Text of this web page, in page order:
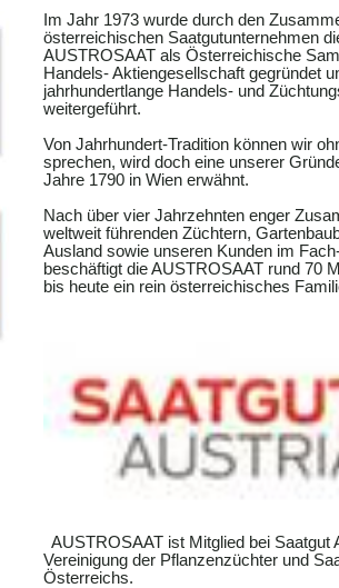
Im Jahr 1973 wurde durch den
österreichischen Saatgutunternehmen
AUSTROSAAT als Österreichische
Handels- Aktiengesellschaft gegründet
jahrhundertlange Handels- und
weitergeführt.
Von Jahrhundert-Tradition können wir
sprechen, wird doch eine unserer
Jahre 1790 in Wien erwähnt.
Nach über vier Jahrzehnten enger
weltweit führenden Züchtern,
Ausland sowie unseren Kunden im
beschäftigt die AUSTROSAAT rund 70
bis heute ein rein österreichisches
AUSTROSAAT ist Mitglied bei Saatgut
Vereinigung der Pflanzenzüchter und
Österreichs.